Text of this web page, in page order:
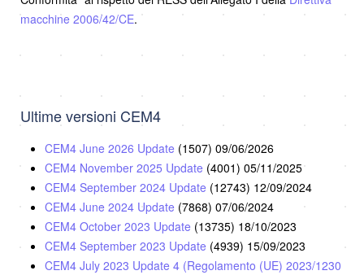
macchine 2006/42/CE.
Ultime versioni CEM4
CEM4 June 2026 Update (1507) 09/06/2026
CEM4 November 2025 Update (4001) 05/11/2025
CEM4 September 2024 Update (12743) 12/09/2024
CEM4 June 2024 Update (7868) 07/06/2024
CEM4 October 2023 Update (13735) 18/10/2023
CEM4 September 2023 Update (4939) 15/09/2023
CEM4 July 2023 Update 4 (Regolamento (UE) 2023/1230